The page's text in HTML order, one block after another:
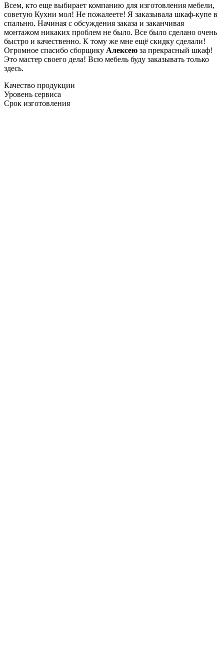
Всем, кто еще выбирает компанию для изготовления мебели,
советую Кухни мол! Не пожалеете! Я заказывала шкаф-купе в
спальню. Начиная с обсуждения заказа и заканчивая
монтажом никаких проблем не было. Все было сделано очень
быстро и качественно. К тому же мне ещё скидку сделали!
Огромное спасибо сборщику Алексею за прекрасный шкаф!
Это мастер своего дела! Всю мебель буду заказывать только
здесь.
Качество продукции
Уровень сервиса
Срок изготовления